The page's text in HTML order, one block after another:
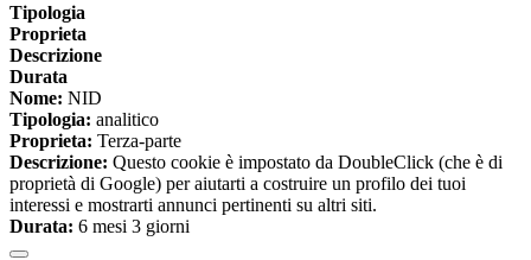
Tipologia
Proprieta
Descrizione
Durata
Nome: NID
Tipologia: analitico
Proprieta: Terza-parte
Descrizione: Questo cookie è impostato da DoubleClick (che è di
proprietà di Google) per aiutarti a costruire un profilo dei tuoi
interessi e mostrarti annunci pertinenti su altri siti.
Durata: 6 mesi 3 giorni